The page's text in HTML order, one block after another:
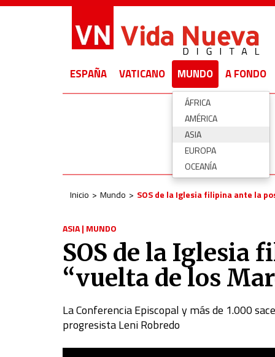
ESPAÑA VATICANO MUNDO
ÁFRICA
AMÉRICA
ASIA
EUROPA
OCEANÍA
A FONDO
Inicio Mundo SOS de la Iglesia filipina ante la
ASIA| MUNDO
SOS de la Iglesia
“vuelta de los
La Conferencia Episcopal y más de 1.000
progresista Leni Robredo